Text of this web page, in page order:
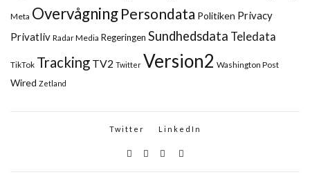
Meta Overvågning Persondata Politiken Privacy
Privatliv Radar Media Regeringen Sundhedsdata Teledata
TikTok Tracking TV2 Twitter Version2 Washington Post
Wired Zetland
Twitter LinkedIn